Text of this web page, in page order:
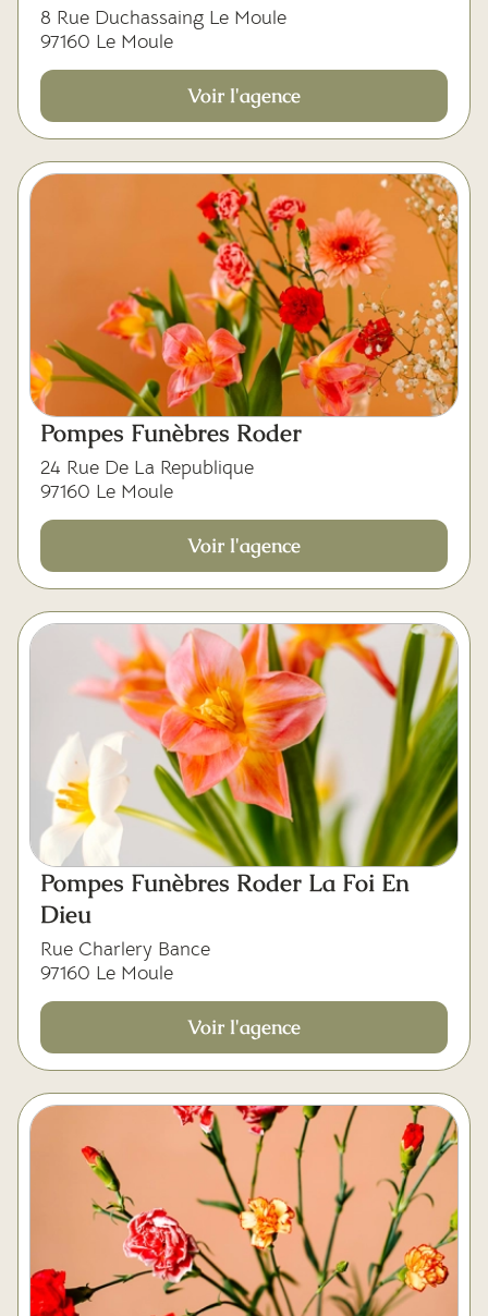
8 Rue Duchassaing Le Moule
97160 Le Moule
Voir l'agence
Pompes Funèbres Roder
24 Rue De La Republique
97160 Le Moule
Voir l'agence
Pompes Funèbres Roder La Foi En
Dieu
Rue Charlery Bance
97160 Le Moule
Voir l'agence